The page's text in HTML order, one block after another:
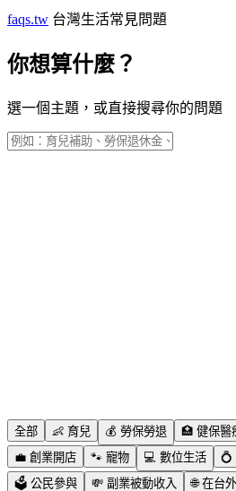
faqs.tw 台灣生活常見問題
你想算什麼？
選一個主題，或直接搜尋你的問題
全部 👶 育兒 💰 勞保勞退 🏥 健保醫
💼 創業開店 🐾 寵物 💻 數位生活 💍
🗳️ 公民參與 💸 副業被動收入 🌐 在台